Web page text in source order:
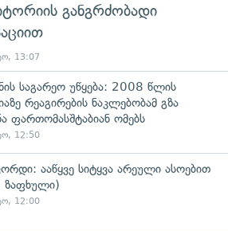
განგრძობადი
13:07
საგარეო უწყება: 2008 წლის
რეაგირების ნაკლებობამ გზა
ფართომასშტაბიან ომებს
12:50
ააწყვე სიტყვა არეული ასოებით
ზაფხული)
12:00